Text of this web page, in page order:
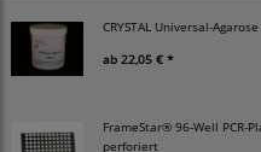
CRYSTAL Universal-Agarose
ab 22,05 € *
FrameStar® 96-Well PCR-
perforiert